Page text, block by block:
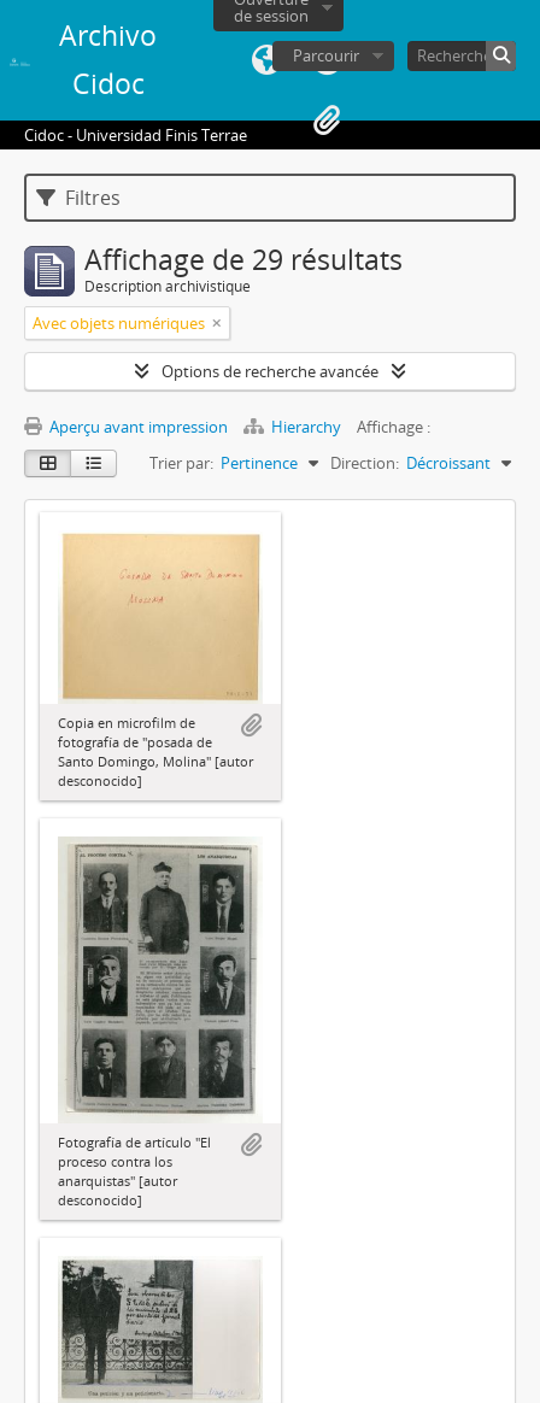
Archivo
Cidoc
de session
Parcourir
Cidoc - Universidad Finis Terrae
Filtres
Affichage de 29 résultats
Description archivistique
Avec objets numériques
Options de recherche avancée
Aperçu avant impression Hierarchy
Affichage :
Trier par: Pertinence Direction: Décroissant
Copia en microfilm de
fotografía de "posada de
Santo Domingo, Molina" [autor
desconocido]
Fotografía de artículo "El
proceso contra los
anarquistas" [autor
desconocido]